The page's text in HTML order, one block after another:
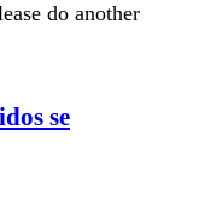
do another
se